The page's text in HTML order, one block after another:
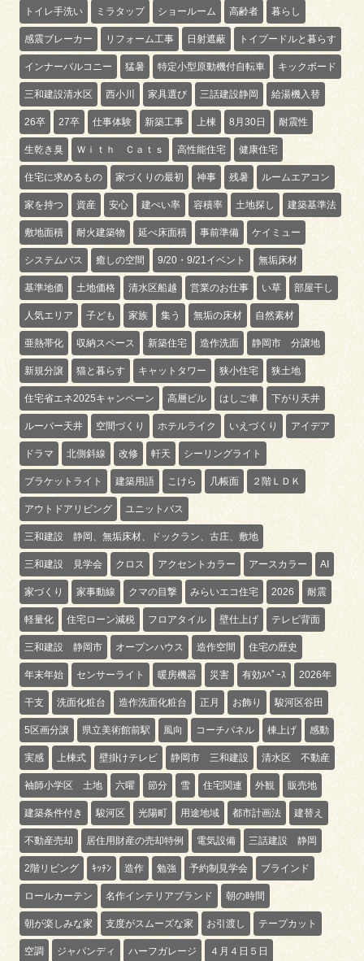
トイレ手洗い ミラタップ ショールーム 高齢者 暮らし
感震ブレーカー リフォーム工事 日射遮蔽 トイプードルと暮らす
インナーバルコニー 猛暑 特定小型原動機付自転車 キックボード
三和建設清水区 西小川 家具選び 三話建設静岡 給湯機入替
26卒 27卒 仕事体験 新築工事 上棟 8月30日 耐震性
生乾き臭 Ｗｉｔｈ Ｃａｔｓ 高性能住宅 健康住宅
住宅に求めるもの 家づくりの最初 神事 残暑 ルームエアコン
家を持つ 資産 安心 建ぺい率 容積率 土地探し 建築基準法
敷地面積 耐火建築物 延べ床面積 事前準備 ケイミュー
システムバス 癒しの空間 9/20・9/21イベント 無垢床材
基準地価 土地価格 清水区船越 営業のお仕事 い草 部屋干し
人気エリア 子ども 家族 集う 無垢の床材 自然素材
亜熱帯化 収納スペース 新築住宅 造作洗面 静岡市 分譲地
新規分譲 猫と暮らす キャットタワー 狭小住宅 狭土地
住宅省エネ2025キャンペーン 高層ビル はしご車 下がり天井
ルーバー天井 空間づくり ホテルライク いえづくり アイデア
ドラマ 北側斜線 改修 軒天 シーリングライト
ブラケットライト 建築用語 こけら 几帳面 ２階ＬＤＫ
アウトドアリビング ユニットバス
三和建設 静岡、無垢床材、ドックラン、古庄、敷地
三和建設 見学会 クロス アクセントカラー アースカラー AI
家づくり 家事動線 クマの目撃 みらいエコ住宅 2026 耐震
軽量化 住宅ローン減税 フロアタイル 壁仕上げ テレビ背面
三和建設 静岡市 オープンハウス 造作空間 住宅の歴史
年末年始 センサーライト 暖房機器 災害 有効ｽﾍﾟｰｽ 2026年
干支 洗面化粧台 造作洗面化粧台 正月 お飾り 駿河区谷田
5区画分譲 県立美術館前駅 風向 コーチパネル 棟上げ 感動
実感 上棟式 壁掛けテレビ 静岡市 三和建設 清水区 不動産
袖師小学区 土地 六曜 節分 雪 住宅関連 外観 販売地
建築条件付き 駿河区 光陽町 用途地域 都市計画法 建替え
不動産売却 居住用財産の売却特例 電気設備 三話建設 静岡
2階リビング ｷｯﾁﾝ 造作 勉強 予約制見学会 ブラインド
ロールカーテン 名作インテリアブランド 朝の時間
朝が楽しみな家 支度がスムーズな家 お引渡し テープカット
空調 ジャパンディ ハーフガレージ ４月４日５日